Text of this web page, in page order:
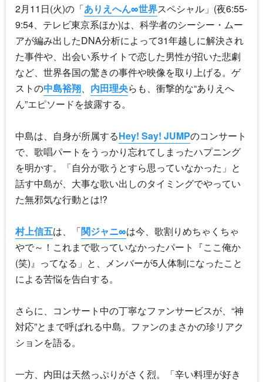
2月11日(火)の「ありえへん∞世界スペシャル」(夜6:55-
9:54、テレビ東京系ほか)は、科学者のシーシー・ムー
アが編み出したDNA分析によって31年越しに解決され
た事件や、出会い系サイトで恋した男性が招いた悲劇
など、世界各国の驚きの事件や映像を取り上げる。ゲ
ストの中島裕翔、 内田理央らも、衝撃的な“ありえへ
ん”エピソードを披露する。
中島は、自身が所属するHey! Say! JUMPのコンサート
で、歌唱パートをうっかり忘れてしまったハプニング
を明かす。「自分が歌うとすら思っていなかった」と
話す中島が、大事な歌い出しのタイミングでやってい
た無邪気な行動とは!?
村上信五は、「関ジャニ∞は今、歌割りめちゃくちゃ
やで～！これまで歌っていなかったパート『ここ俺か
(笑)』ってなる」と、メンバーが5人体制になったこと
による苦悩を告白する。
さらに、コンサート中の丁寧なファンサービスが、“神
対応”とまで呼ばれる中島。ファンのまさかの珍リアク
ションを語る。
一方、内田は天然っぷりがさく烈。「辛い料理が好き